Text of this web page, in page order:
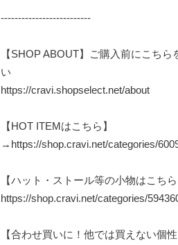
--------------------------
【SHOP ABOUT】ご購入前にこちら
い
https://cravi.shopselect.net/about
【HOT ITEMはこちら】
→ https://shop.cravi.net/categories/
【ハット・ストール等の小物はこちら
https://shop.cravi.net/categories/
【合わせ買いに！他では買えない個